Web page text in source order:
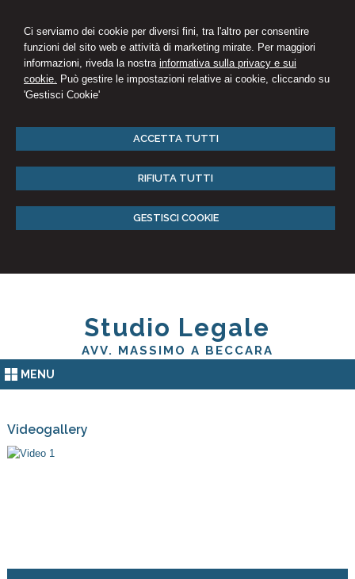
Ci serviamo dei cookie per diversi fini, tra l'altro per consentire
funzioni del sito web e attività di marketing mirate. Per maggiori
informazioni, riveda la nostra informativa sulla privacy e sui
cookie. Può gestire le impostazioni relative ai cookie, cliccando su
'Gestisci Cookie'
ACCETTA TUTTI
RIFIUTA TUTTI
GESTISCI COOKIE
Studio Legale
AVV. MASSIMO A BECCARA
MENU
Videogallery